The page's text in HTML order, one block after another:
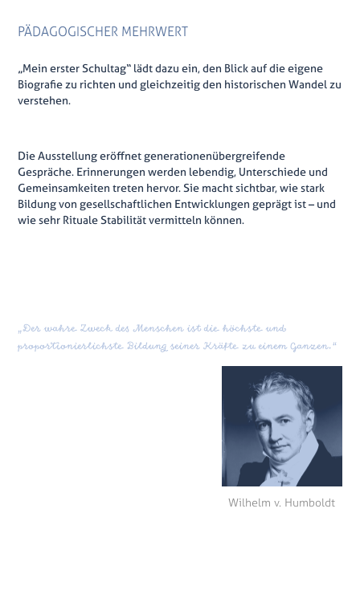
PÄDAGOGISCHER MEHRWERT
„Mein erster Schultag“ lädt dazu ein, den Blick auf die eigene
Biografie zu richten und gleichzeitig den historischen Wandel zu
verstehen.
Die Ausstellung eröffnet generationenübergreifende
Gespräche. Erinnerungen werden lebendig, Unterschiede und
Gemeinsamkeiten treten hervor. Sie macht sichtbar, wie stark
Bildung von gesellschaftlichen Entwicklungen geprägt ist – und
wie sehr Rituale Stabilität vermitteln können.
„Der wahre Zweck des Menschen ist die höchste und
proportionierlichste Bildung seiner Kräfte zu einem Ganzen.“
Wilhelm v. Humboldt